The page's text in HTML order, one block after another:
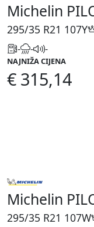
Michelin
295/35 R21 107Y
- - -
NAJNIŽA CIJENA
€ 315,14
Michelin
295/35 R21 107W